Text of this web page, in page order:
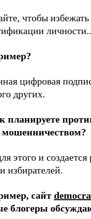
чтобы избежать
цифровая
других.
планируете
этого и
избирателей.
сайт
блогеры